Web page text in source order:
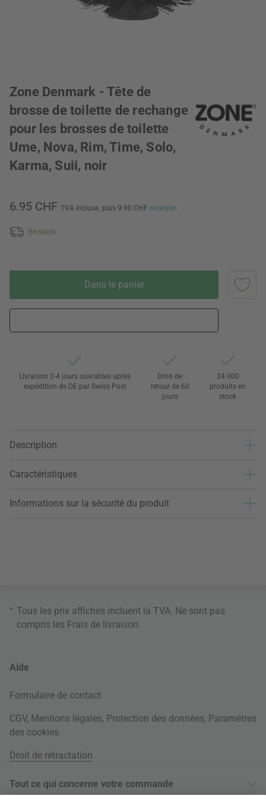
Zone Denmark - Tête de
brosse de toilette de rechange
pour les brosses de toilette
Ume, Nova, Rim, Time, Solo,
Karma, Suii, noir
6.95 CHF TVA incluse, plus 9.90 CHF livraison
En stock
Dans le panier
Livraison 2-4 jours ouvrables après
expédition de DE par Swiss Post
Droit de
retour de 60
jours
24 000
produits en
stock
Description
Caractéristiques
Informations sur la sécurité du produit
* Tous les prix affichés incluent la TVA. Ne sont pas
compris les Frais de livraison
Aide
Formulaire de contact
CGV, Mentions légales, Protection des données, Paramètres
des cookies
Droit de rétractation
Tout ce qui concerne votre commande